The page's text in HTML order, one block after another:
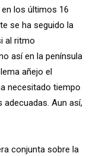
los últimos 16
se ha seguido la
al ritmo
así en la península
añejo el
necesitado tiempo
Aun así,
conjunta sobre la